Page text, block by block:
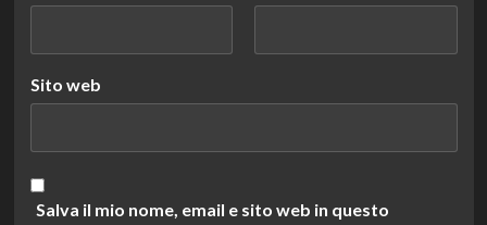
Sito web
Salva il mio nome, email e sito web in questo